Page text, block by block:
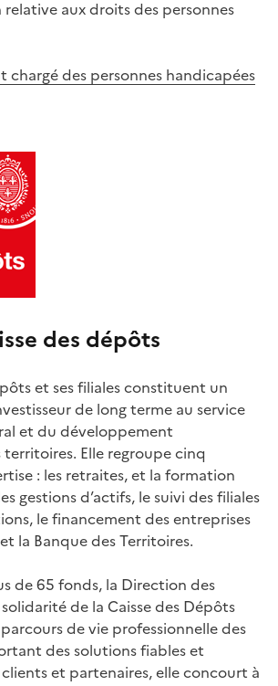
aux droits des personnes
chargé des personnes handicapées
des dépôts
et ses filiales constituent un
de long terme au service
et du développement
Elle regroupe cinq
: les retraites, et la formation
gestions d’actifs, le suivi des filiales
le financement des entreprises
la Banque des Territoires.
de 65 fonds, la Direction des
de la Caisse des Dépôts
de vie professionnelle des
des solutions fiables et
et partenaires, elle concourt à